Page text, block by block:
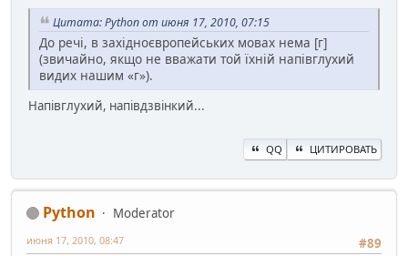
Цитата: Python от июня 17, 2010, 07:15
До речі, в західноєвропейських мовах нема [г]
(звичайно, якщо не вважати той їхній напівглухий
видих нашим «г»).
Напівглухий, напівдзвінкий...
QQ ЦИТИРОВАТЬ
Python
Moderator
#89
июня 17, 2010, 08:47